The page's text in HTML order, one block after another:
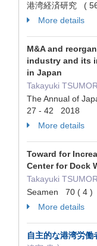
港湾経済研究 (
More details
M&A and
industry and its
in Japan
Takayuki
The Annual of
27 - 42 2018
More details
Toward for
Center for Dock
Takayuki
Seamen 70 ( 4
More details
自主的な港湾労